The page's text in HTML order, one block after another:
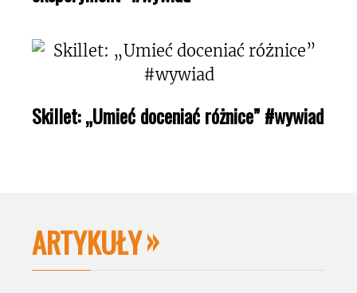
Skillet: „Umieć doceniać różnice” #wywiad
ARTYKUŁY